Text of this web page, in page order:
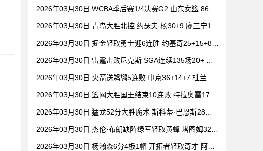
2026年03月30日 WCBA季后赛1/4决赛G2 山东女篮 86 -
2026年03月30日 青岛大胜北控 约瑟夫·杨30+9 廖三宁15
2026年03月30日 掘金轻取勇士迎6连胜 约基奇25+15+8
2026年03月30日 雷霆击败尼克斯 SGA连续135场20+ 布
2026年03月30日 火箭送鹈鹕5连败 申京36+14+7 杜兰特2
2026年03月30日 篮网大胜国王结束10连败 特拉奥雷17+6
2026年03月30日 猛龙52分大胜魔术 斯科蒂·巴恩斯28分
2026年03月30日 杰伦·布朗缺阵绿军轻取黄蜂 塔图姆32+
2026年03月30日 杨瀚森6分4板1帽 开拓者轻取奇才 阿夫